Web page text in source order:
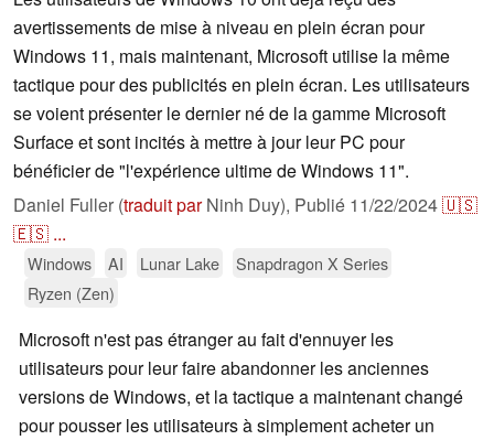
avertissements de mise à niveau en plein écran pour
Windows 11, mais maintenant, Microsoft utilise la même
tactique pour des publicités en plein écran. Les utilisateurs
se voient présenter le dernier né de la gamme Microsoft
Surface et sont incités à mettre à jour leur PC pour
bénéficier de "l'expérience ultime de Windows 11".
Daniel Fuller (traduit parNinh Duy), Publié 11/22/2024🇺🇸
🇪🇸 ...
Windows AI Lunar Lake
Snapdragon X Series
Ryzen (Zen)
Microsoft n'est pas étranger au fait d'ennuyer les
utilisateurs pour leur faire abandonner les anciennes
versions de Windows, et la tactique a maintenant changé
pour pousser les utilisateurs à simplement acheter un